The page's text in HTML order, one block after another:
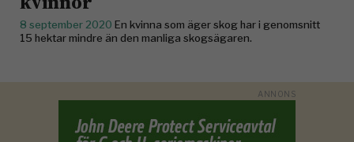
8 september 2020 En kvinna som äger skog har i genomsnitt
15 hektar mindre än den manliga skogsägaren.